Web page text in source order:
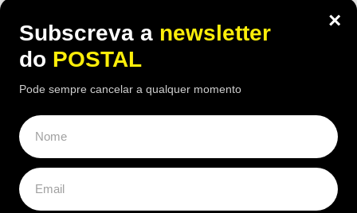
×
Subscreva a newsletter
do POSTAL
Pode sempre cancelar a qualquer momento